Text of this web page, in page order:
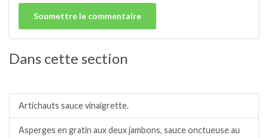
Dans cette section
Artichauts sauce vinaigrette.
Asperges en gratin aux deux jambons, sauce onctueuse au